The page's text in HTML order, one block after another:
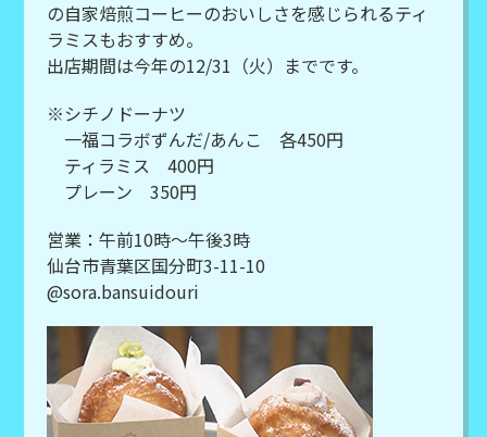
の自家焙煎コーヒーのおいしさを感じられるティ
ラミスもおすすめ。
出店期間は今年の12/31（火）までです。
※シチノドーナツ
一福コラボずんだ/あんこ 各450円
ティラミス 400円
プレーン 350円
営業：午前10時～午後3時
仙台市青葉区国分町3-11-10
@sora.bansuidouri